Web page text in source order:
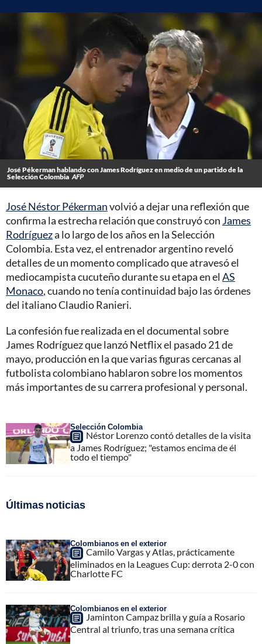
José Pékerman hablando con James Rodríguez en medio de un partido de la
Selección Colombia AFP
José Néstor Pékermanvolvió a dejar una reflexión que
confirma la estrecha relación que construyó con James
Rodrígueza lo largo de los años en la Selección
Colombia. Esta vez, el entrenador argentino reveló
detalles de un momento complicado que atravesó el
mediocampista cucuteño durante su etapa en el AS
Monaco, cuando no tenía continuidad bajo las órdenes
del italiano Claudio Ranieri.
La confesión fue realizada en el documental sobre
James Rodríguez que lanzó Netflix el pasado 21 de
mayo, producción en la que varias figuras cercanas al
futbolista colombiano hablaron sobre los momentos
más importantes de su carrera profesional y personal.
Selección Colombia
Néstor Lorenzo contó detalles de la visita
a James Rodríguez; "estamos encima de él
todo el tiempo"
Últimas noticias
Colombianos en el exterior
Camilo Vargas y Atlas, prácticamente
eliminados en la Leagues Cup: derrota 2-0 con
Charlotte FC
Colombianos en el exterior
Jaminton Campaz brilla y guía a Rosario
Central al triunfo, tras una semana crítica